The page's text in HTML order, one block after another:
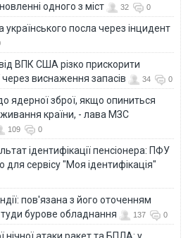
одного з міст
32 0
українського посла через інцидент
ВПК США різко прискорити
виснаження запасів
34 0
ядерної зброї, якщо опиниться
країни, - лава МЗС
109 0
ідентифікації пенсіонера: ПФУ
для сервісу "Моя ідентифікація"
пов'язана з його оточенням
бурове обладнання
137 0